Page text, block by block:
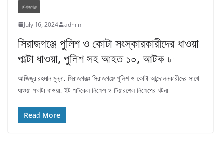
সিরাজগঞ্জ
July 16, 2024 admin
সিরাজগঞ্জে পুলিশ ও কোটা সংস্কারকারীদের ধাওয়া
পাল্টা ধাওয়া, পুলিশ সহ আহত ১০, আটক ৮
আজিজুর রহমান মুন্না, সিরাজগঞ্জঃ সিরাজগঞ্জে পুলিশ ও কোটা আন্দোলনকারীদের সাথে
ধাওয়া পালটা ধাওয়া, ইট পাটকেল নিক্ষেপ ও টিয়ারশেল নিক্ষেপের ঘটনা
Read More